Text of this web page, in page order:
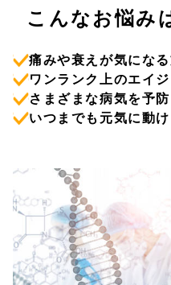
こんなお悩み
痛みや衰えが気にな
ワンランク上のエイ
さまざまな病気を予
いつまでも元気に動